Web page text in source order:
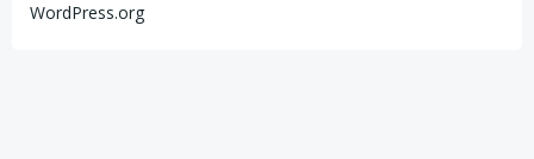
WordPress.org